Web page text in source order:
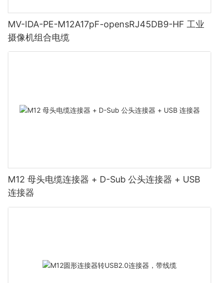
MV-IDA-PE-M12A17pF-opensRJ45DB9-HF 工业
摄像机组合电缆
M12 母头电缆连接器 + D-Sub 公头连接器 + USB
连接器